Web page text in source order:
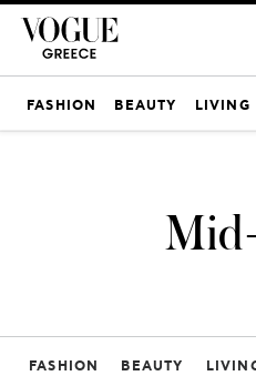
FASHION BEAUTY LIVING
FASHION BEAUTY